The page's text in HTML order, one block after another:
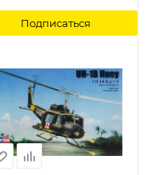
Подписаться